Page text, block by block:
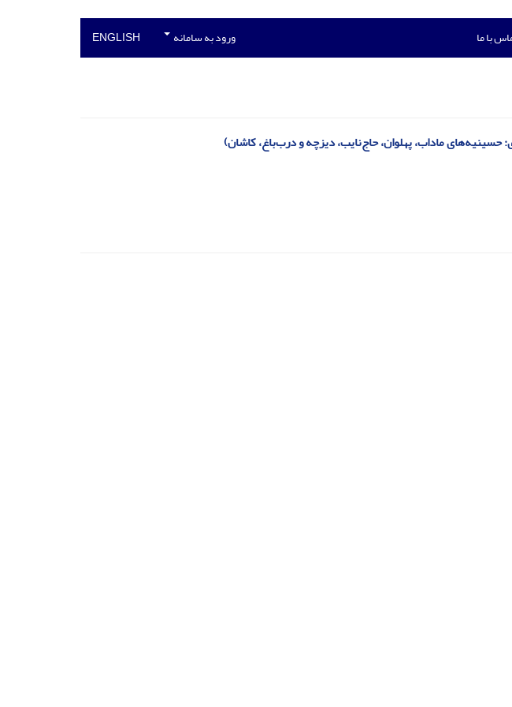
با ما ورود به سامانه ENGLISH
حسینیه‌های ماداب، پهلوان، حاج‌نایب، دیزچه و درب‌باغ، کاشان)